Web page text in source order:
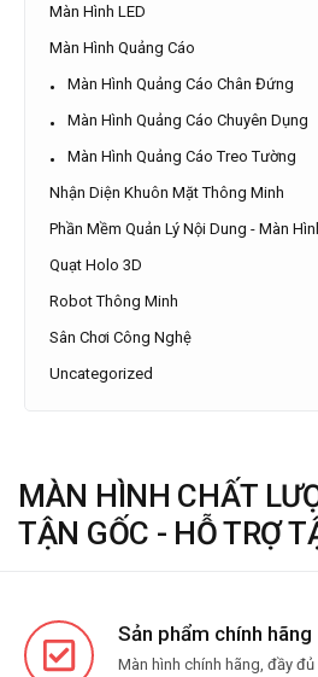
Màn Hình LED
Màn Hình Quảng Cáo
Màn Hình Quảng Cáo Chân Đứng
Màn Hình Quảng Cáo Chuyên Dụng
Màn Hình Quảng Cáo Treo Tường
Nhận Diện Khuôn Mặt Thông Minh
Phần Mềm Quản Lý Nội Dung - Màn
Quạt Holo 3D
Robot Thông Minh
Sân Chơi Công Nghệ
Uncategorized
MÀN HÌNH CHẤT
TẬN GỐC - HỖ TRỢ
Sản phẩm chính hãng
Màn hình chính hãng, đầy đủ